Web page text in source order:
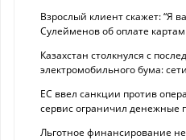
Взрослый клиент скажет: “Я
Сулейменов об оплате
Казахстан столкнулся с
электромобильного бума:
ЕС ввел санкции против
сервис ограничил денежные
Льготное финансирование